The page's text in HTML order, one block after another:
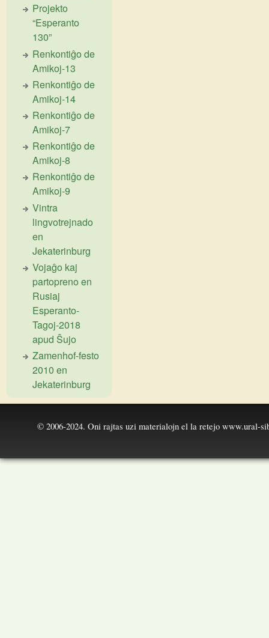
Projekto
“Esperanto
130”
Renkontiĝo de
Amikoj-13
Renkontiĝo de
Amikoj-14
Renkontiĝo de
Amikoj-7
Renkontiĝo de
Amikoj-8
Renkontiĝo de
Amikoj-9
Vintra
lingvotrejnado
en
Jekaterinburg
Vojaĝo kaj
partopreno en
Rusiaj
Esperanto-
Tagoj-2018
apud Ŝujo
Zamenhof-festo
2010 en
Jekaterinburg
© 2006-2024. Oni rajtas uzi materialojn el la retejo www.ural-